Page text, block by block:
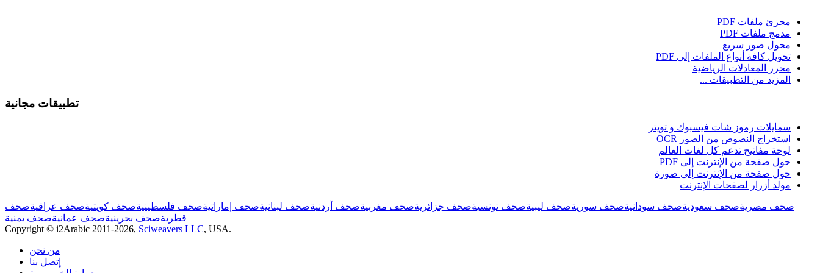
مجزئ ملفات PDF
مدمج ملفات PDF
محول صور سريع
تحويل كافة أنواع الملفات إلى PDF
محرر المعادلات الرياضية
المزيد من التطبيقات ...
تطبيقات مجانية
سمايلات رموز شات فيسبوك و تويتر
استخراج النصوص من الصور OCR
لوحة مفاتيح تدعم كل لغات العالم
حول صفحة من الإنترنت إلى PDF
حول صفحة من الإنترنت إلى صورة
مولد أزرار لصفحات الإنترنت
صحف مصريةصحف سعوديةصحف سودانيةصحف سوريةصحف ليبيةصحف تونسيةصحف جزائريةصحف مغربيةصحف أردنيةصحف لبنانيةصحف إماراتيةصحف فلسطينيةصحف كويتيةصحف عراقيةصحف
قطريةصحف بحرينيةصحف عمانيةصحف يمنية
Copyright © i2Arabic 2011-2026, Sciweavers LLC, USA.
من نحن
إتصل بنا